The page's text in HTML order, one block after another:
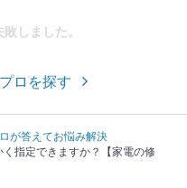
しました。
ロを探す
が答えてお悩み解決
指定できますか？【家電の修